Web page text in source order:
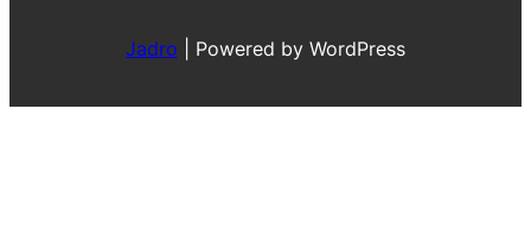
Jadro Powered by WordPress